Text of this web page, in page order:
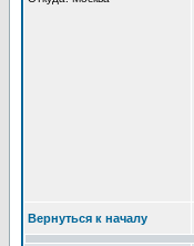
Вернуться к началу